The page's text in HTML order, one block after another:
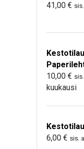
41,00 €
10,00 €
kuukausi
6,00 € sis.